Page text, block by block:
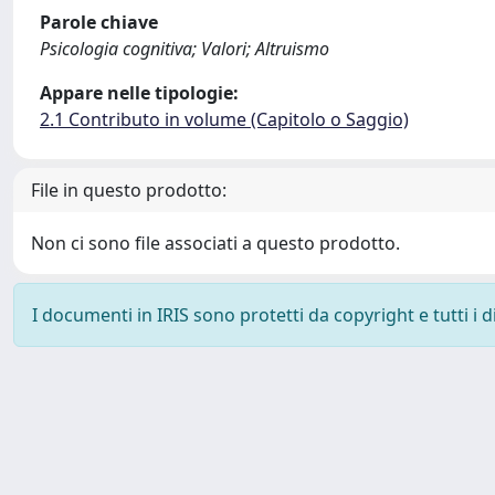
Parole chiave
Psicologia cognitiva; Valori; Altruismo
Appare nelle tipologie:
2.1 Contributo in volume (Capitolo o Saggio)
File in questo prodotto:
Non ci sono file associati a questo prodotto.
I documenti in IRIS sono protetti da copyright e tutti i